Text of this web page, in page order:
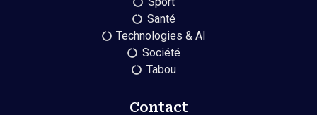
Santé
Technologies & AI
Société
Tabou
Contact